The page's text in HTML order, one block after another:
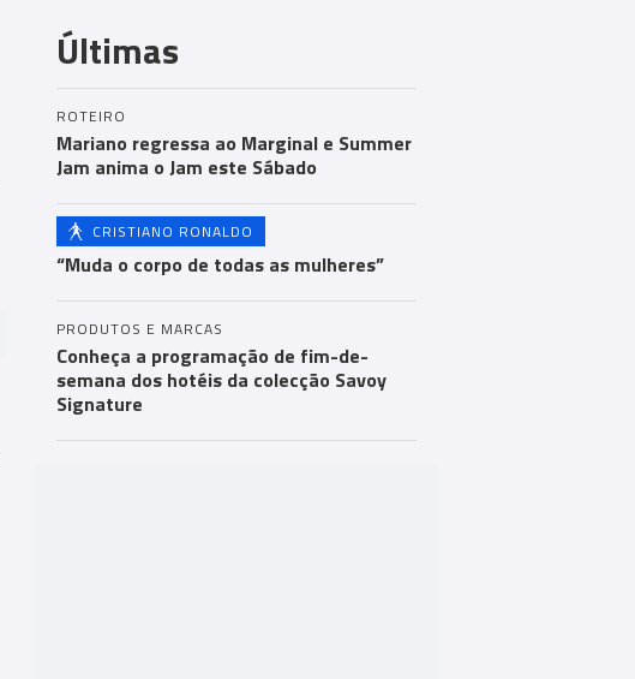
Últimas
ROTEIRO
Mariano regressa ao Marginal e Summer
Jam anima o Jam este Sábado
CRISTIANO RONALDO
“Muda o corpo de todas as mulheres”
PRODUTOS E MARCAS
Conheça a programação de fim-de-
semana dos hotéis da colecção Savoy
Signature